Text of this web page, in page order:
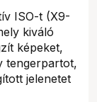
ISO-t (X9-
kiváló
képeket,
tengerpartot,
jelenetet